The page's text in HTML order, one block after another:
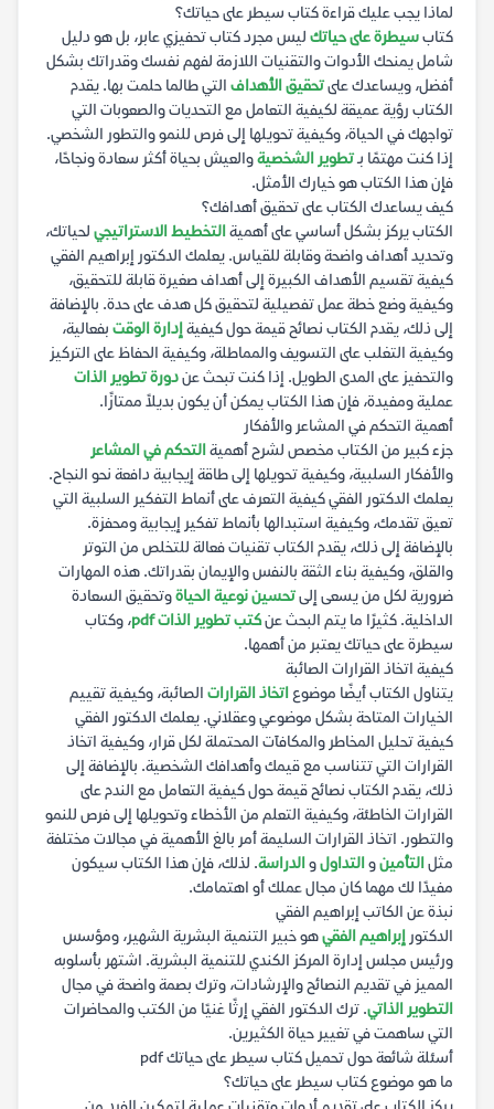
لماذا يجب عليك قراءة كتاب سيطر على حياتك؟
كتابسيطرة على حياتك ليس مجرد كتاب تحفيزي عابر، بل هو دليل
شامل يمنحك الأدوات والتقنيات اللازمة لفهم نفسك وقدراتك بشكل
أفضل، ويساعدك علىتحقيق الأهداف التي طالما حلمت بها. يقدم
الكتاب رؤية عميقة لكيفية التعامل مع التحديات والصعوبات التي
تواجهك في الحياة، وكيفية تحويلها إلى فرص للنمو والتطور الشخصي.
إذا كنت مهتمًا بـتطوير الشخصيةوالعيش بحياة أكثر سعادة ونجاحًا،
فإن هذا الكتاب هو خيارك الأمثل.
كيف يساعدك الكتاب على تحقيق أهدافك؟
الكتاب يركز بشكل أساسي على أهميةالتخطيط الاستراتيجي لحياتك،
وتحديد أهداف واضحة وقابلة للقياس. يعلمك الدكتور إبراهيم الفقي
كيفية تقسيم الأهداف الكبيرة إلى أهداف صغيرة قابلة للتحقيق،
وكيفية وضع خطة عمل تفصيلية لتحقيق كل هدف على حدة. بالإضافة
إلى ذلك، يقدم الكتاب نصائح قيمة حول كيفية إدارة الوقت بفعالية،
وكيفية التغلب على التسويف والمماطلة، وكيفية الحفاظ على التركيز
والتحفيز على المدى الطويل. إذا كنت تبحث عندورة تطوير الذات
عملية ومفيدة، فإن هذا الكتاب يمكن أن يكون بديلاً ممتازًا.
أهمية التحكم في المشاعر والأفكار
جزء كبير من الكتاب مخصص لشرح أهميةالتحكم في المشاعر
والأفكار السلبية، وكيفية تحويلها إلى طاقة إيجابية دافعة نحو النجاح.
يعلمك الدكتور الفقي كيفية التعرف على أنماط التفكير السلبية التي
تعيق تقدمك، وكيفية استبدالها بأنماط تفكير إيجابية ومحفزة.
بالإضافة إلى ذلك، يقدم الكتاب تقنيات فعالة للتخلص من التوتر
والقلق، وكيفية بناء الثقة بالنفس والإيمان بقدراتك. هذه المهارات
ضرورية لكل من يسعى إلىتحسين نوعية الحياةوتحقيق السعادة
الداخلية. كثيرًا ما يتم البحث عنكتب تطوير الذات pdf
، وكتاب
سيطرة على حياتك يعتبر من أهمها.
كيفية اتخاذ القرارات الصائبة
يتناول الكتاب أيضًا موضوع اتخاذ القرارات الصائبة، وكيفية تقييم
الخيارات المتاحة بشكل موضوعي وعقلاني. يعلمك الدكتور الفقي
كيفية تحليل المخاطر والمكافآت المحتملة لكل قرار، وكيفية اتخاذ
القرارات التي تتناسب مع قيمك وأهدافك الشخصية. بالإضافة إلى
ذلك، يقدم الكتاب نصائح قيمة حول كيفية التعامل مع الندم على
القرارات الخاطئة، وكيفية التعلم من الأخطاء وتحويلها إلى فرص للنمو
والتطور. اتخاذ القرارات السليمة أمر بالغ الأهمية في مجالات مختلفة
مثلالتأمينوالتداولوالدراسة. لذلك، فإن هذا الكتاب سيكون
مفيدًا لك مهما كان مجال عملك أو اهتمامك.
نبذة عن الكاتب إبراهيم الفقي
الدكتور إبراهيم الفقيهو خبير التنمية البشرية الشهير، ومؤسس
ورئيس مجلس إدارة المركز الكندي للتنمية البشرية. اشتهر بأسلوبه
المميز في تقديم النصائح والإرشادات، وترك بصمة واضحة في مجال
التطوير الذاتي. ترك الدكتور الفقي إرثًا غنيًا من الكتب والمحاضرات
التي ساهمت في تغيير حياة الكثيرين.
أسئلة شائعة حول تحميل كتاب سيطر على حياتك pdf
ما هو موضوع كتاب سيطر على حياتك؟